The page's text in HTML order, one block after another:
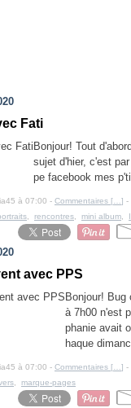
Fati
Bonjour! Tout
sujet d'hier, c'est
pe facebook mes
à 07:00 - Commentaires [ ] -
rencontres mini album
avec PPS
Bonjour! Bug
à 7h00 n'est
phanie avait
haque
à 07:00 - Commentaires [ ] -
marque-pages